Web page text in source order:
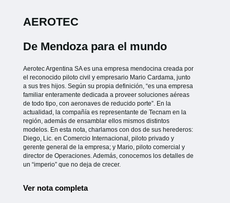
AEROTEC
De Mendoza para el mundo
Aerotec Argentina SA es una empresa mendocina creada por
el reconocido piloto civil y empresario Mario Cardama, junto
a sus tres hijos. Según su propia definición, “es una empresa
familiar enteramente dedicada a proveer soluciones aéreas
de todo tipo, con aeronaves de reducido porte”. En la
actualidad, la compañía es representante de Tecnam en la
región, además de ensamblar ellos mismos distintos
modelos. En esta nota, charlamos con dos de sus herederos:
Diego, Lic. en Comercio Internacional, piloto privado y
gerente general de la empresa; y Mario, piloto comercial y
director de Operaciones. Además, conocemos los detalles de
un “imperio” que no deja de crecer.
Ver nota completa